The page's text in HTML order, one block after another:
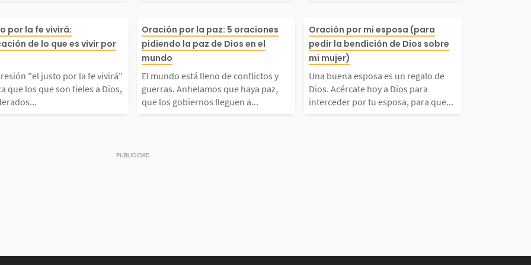
acerc
nos fortalece y obra co
a lo que...
ento se encuentra en Deutero
nomio 6:5 y ese es...
e. Sé una mujer de
ora por las...
"el justo por la
destaca que los qu
fieles a Dios, consider
su fe y recibirán la vid
por la fe vivirá:
de lo que es vivir por
"el justo por la fe vivirá"
que los que son fieles a Dios,
El mundo está lleno de confli
ctos y guerras. Anhelamos q
ue haya paz, que los gobiern
odas las naciones se traten c
Oración por la paz: 5 oraciones
pidiendo la paz de Dios en el
mundo
El mundo está lleno de conflictos y
guerras. Anhelamos que haya paz,
que los gobiernos lleguen a...
Una buena esposa es un
lo de Dios. Acércate hoy
ios para interceder por tu
Oración por mi esposa (para
pedir la bendición de Dios sobre
mi mujer)
Una buena esposa es un regalo de
Dios. Acércate hoy a Dios para
interceder por tu esposa, para que...